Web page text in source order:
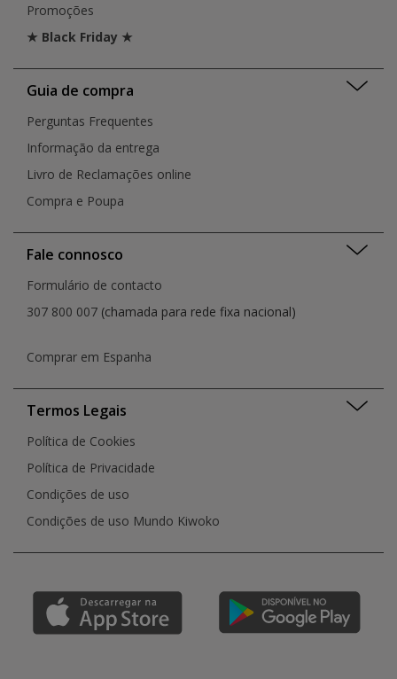
Promoções
★ Black Friday ★
Guia de compra
Perguntas Frequentes
Informação da entrega
Livro de Reclamações online
Compra e Poupa
Fale connosco
Formulário de contacto
307 800 007 (chamada para rede fixa nacional)
Comprar em Espanha
Termos Legais
Política de Cookies
Política de Privacidade
Condições de uso
Condições de uso Mundo Kiwoko